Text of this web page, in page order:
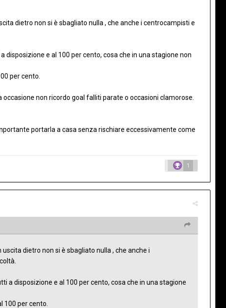
dietro non si è sbagliato nulla , che anche i centrocampisti e
e al 100 per cento, cosa che in una stagione non
per cento.
non ricordo goal falliti parate o occasioni clamorose.
portarla a casa senza rischiare eccessivamente come
1
dietro non si è sbagliato nulla , che anche i
a disposizione e al 100 per cento, cosa che in una stagione
100 per cento.